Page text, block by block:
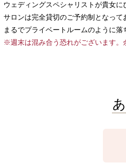
ウェディングスペシャリストが貴女
サロンは完全貸切のご予約制となっ
まるでプライベートルームのように
※週末は混み合う恐れがございます。